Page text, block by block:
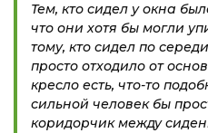
Тем, кто сидел у окна
что они хотя бы могли
тому, кто сидел по
просто отходило от
кресло есть, что-то
сильной человек бы
коридорчик между